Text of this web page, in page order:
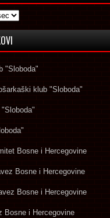
"Sloboda"
klub "Sloboda"
Bosne i Hercegovine
Bosne i Hercegovine
Bosne i Hercegovine
Bosne i Hercegovine